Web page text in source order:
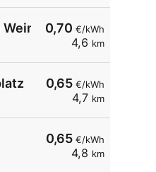
0,70 €/kWh
4,6 km
GesmbH
0,65€/kWh
4,7 km
0,65€/kWh
4,8 km